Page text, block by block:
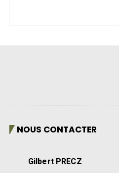
NOUS CONTACTER
Gilbert PRECZ